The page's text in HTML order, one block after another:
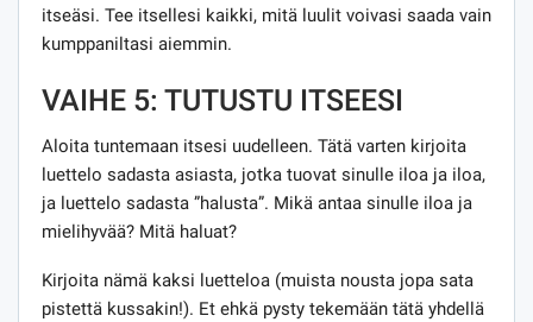
itseäsi. Tee itsellesi kaikki, mitä luulit voivasi saada vain
kumppaniltasi aiemmin.
VAIHE 5: TUTUSTU ITSEESI
Aloita tuntemaan itsesi uudelleen. Tätä varten kirjoita
luettelo sadasta asiasta, jotka tuovat sinulle iloa ja iloa,
ja luettelo sadasta ”halusta”. Mikä antaa sinulle iloa ja
mielihyvää? Mitä haluat?
Kirjoita nämä kaksi luetteloa (muista nousta jopa sata
pistettä kussakin!). Et ehkä pysty tekemään tätä yhdellä